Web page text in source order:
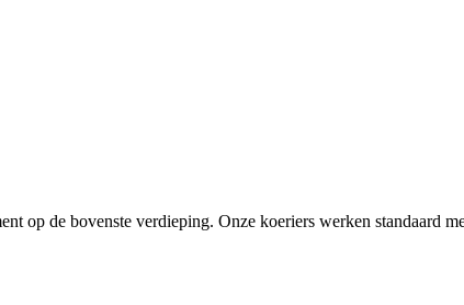
op de bovenste verdieping. Onze koeriers werken standaard